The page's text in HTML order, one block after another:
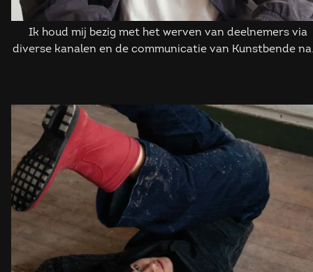
Ik houd mij bezig met het werven van deelnemers via
diverse kanalen en de communicatie van Kunstbende